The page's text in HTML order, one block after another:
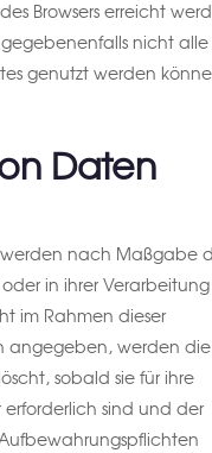
Browsers erreicht
nicht alle
genutzt werden
Daten
nach Maßgabe
in ihrer Verarbeitung
im Rahmen dieser
angegeben, werden
sobald sie für ihre
sind und der